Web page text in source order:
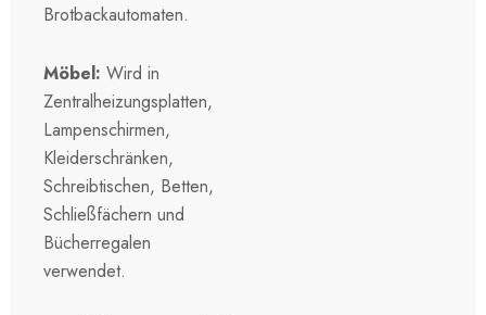
Brotbackautomaten.
Möbel: Wird in
Zentralheizungsplatten,
Lampenschirmen,
Kleiderschränken,
Schreibtischen, Betten,
Schließfächern und
Bücherregalen
verwendet.